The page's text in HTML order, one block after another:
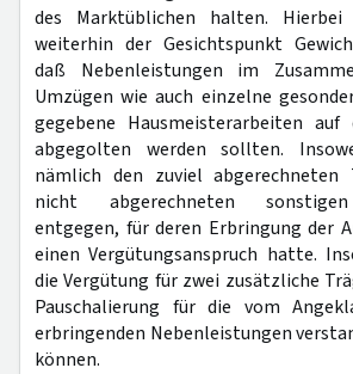
des Marktüblichen halten.
weiterhin der Gesichtspunkt
daß Nebenleistungen im
Umzügen wie auch einzelne
gegebene Hausmeisterarbeiten auf
abgegolten werden sollten.
nämlich den zuviel abgerechneten
nicht abgerechneten
entgegen, für deren Erbringung der
einen Vergütungsanspruch hatte.
die Vergütung für zwei zusätzliche
Pauschalierung für die vom
erbringenden Nebenleistungen
können.